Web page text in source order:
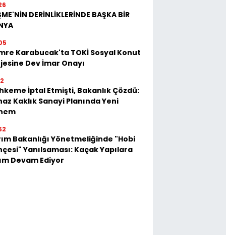
DERİNLİKLERİNDE BAŞKA BİR
Karabucak'ta TOKİ Sosyal Konut
Dev İmar Onayı
İptal Etmişti, Bakanlık Çözdü:
Kaklık Sanayi Planında Yeni
Bakanlığı Yönetmeliğinde "Hobi
Yanılsaması: Kaçak Yapılara
Devam Ediyor